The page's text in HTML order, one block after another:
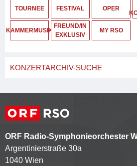
TOURNEE FESTIVAL OPER
KAMMERMUSIK
FREUND/IN
EXKLUSIV
MY RSO
KONZERTARCHIV-SUCHE
ORF Radio-Symphonieorchester
Argentinierstraße 30a
1040 Wien